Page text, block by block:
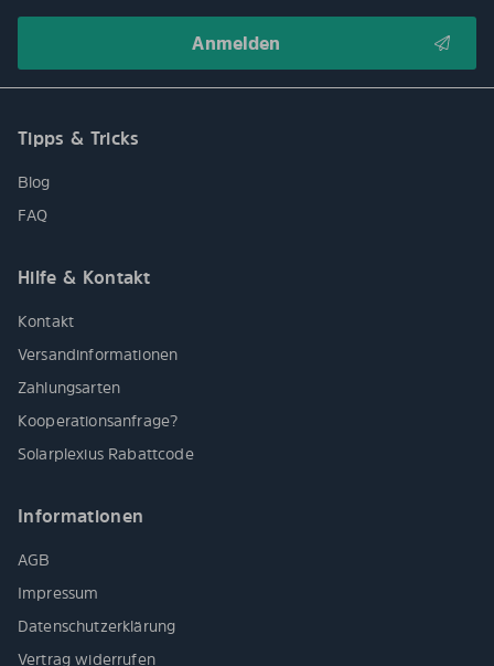
Tipps & Tricks
Blog
FAQ
Hilfe & Kontakt
Kontakt
Versandinformationen
Zahlungsarten
Kooperationsanfrage?
Solarplexius Rabattcode
Informationen
AGB
Impressum
Datenschutzerklärung
Vertrag widerrufen